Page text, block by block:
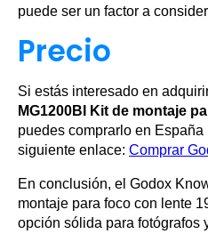
puede ser un factor a
Precio
Si estás interesado en
MG1200BI Kit de montaje
puedes comprarlo en España
siguiente enlace: Comprar
En conclusión, el Godox
montaje para foco con lente
opción sólida para fotógrafos